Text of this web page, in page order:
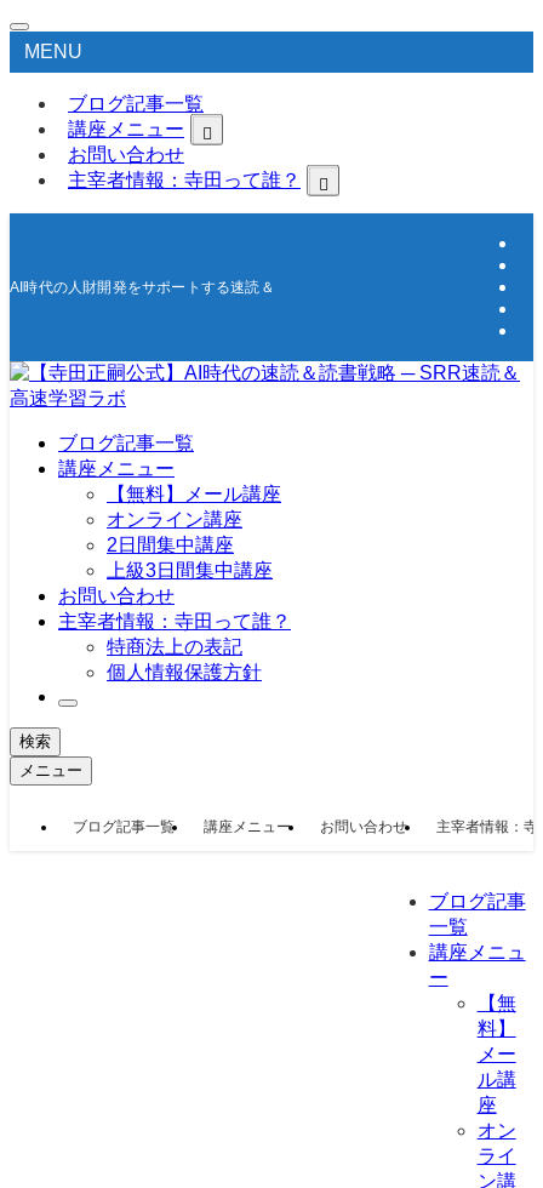
MENU
ブログ記事一覧
講座メニュー
お問い合わせ
主宰者情報：寺田って誰？
AI時代の人財開発をサポートする速読＆高速学習の研究所
ブログ記事一覧
講座メニュー
【無料】メール講座
オンライン講座
2日間集中講座
上級3日間集中講座
お問い合わせ
主宰者情報：寺田って誰？
特商法上の表記
個人情報保護方針
検索
メニュー
ブログ記事一覧 講座メニュー お問い合わせ 主宰者情報：寺
ブログ記事
一覧
講座メニュ
ー
【無
料】
メー
ル講
座
オン
ライ
ン講